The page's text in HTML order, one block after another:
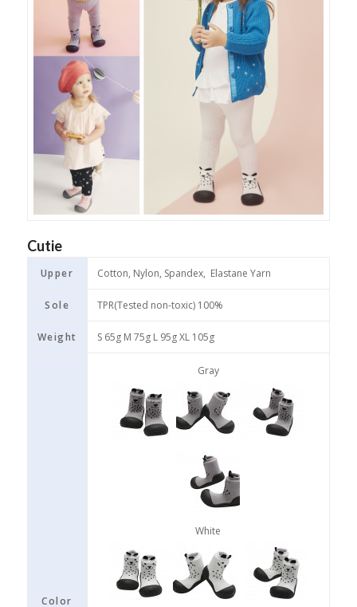
Cutie
Upper Cotton, Nylon, Spandex, Elastane Yarn
Sole TPR(Tested non-toxic) 100%
Weight S 65g M 75g L 95g XL 105g
Color
Gray
White